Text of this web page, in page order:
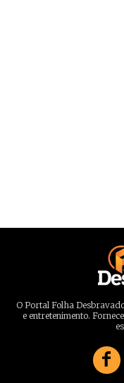
O Portal Folha
e entretenimento.